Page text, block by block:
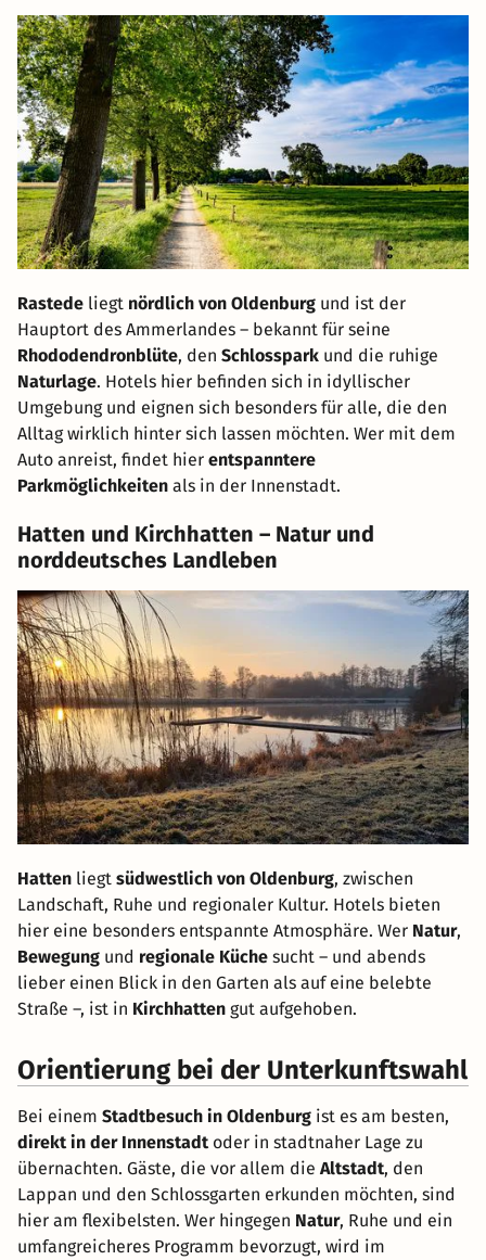
Rastede liegt nördlich von Oldenburg und ist der
Hauptort des Ammerlandes – bekannt für seine
Rhododendronblüte, den Schlosspark und die ruhige
Naturlage. Hotels hier befinden sich in idyllischer
Umgebung und eignen sich besonders für alle, die den
Alltag wirklich hinter sich lassen möchten. Wer mit dem
Auto anreist, findet hier entspanntere
Parkmöglichkeiten als in der Innenstadt.
Hatten und Kirchhatten – Natur und
norddeutsches Landleben
Hatten liegt südwestlich von Oldenburg, zwischen
Landschaft, Ruhe und regionaler Kultur. Hotels bieten
hier eine besonders entspannte Atmosphäre. Wer Natur,
Bewegung und regionale Küche sucht – und abends
lieber einen Blick in den Garten als auf eine belebte
Straße –, ist in Kirchhatten gut aufgehoben.
Orientierung bei der Unterkunftswahl
Bei einem Stadtbesuch in Oldenburg ist es am besten,
direkt in der Innenstadtoder in stadtnaher Lage zu
übernachten. Gäste, die vor allem die Altstadt, den
Lappan und den Schlossgarten erkunden möchten, sind
hier am flexibelsten. Wer hingegen Natur, Ruhe und ein
umfangreicheres Programm bevorzugt, wird im